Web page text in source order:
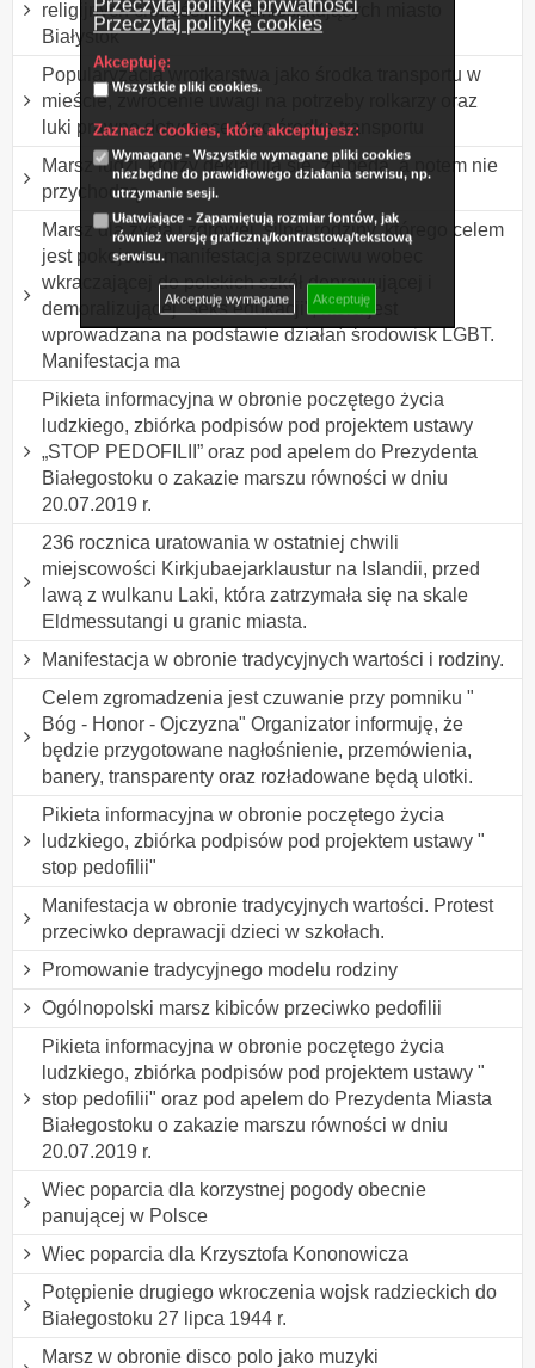
Przeczytaj politykę prywatności
Przeczytaj politykę cookies
Akceptuję:
Wszystkie pliki cookies.
Zaznacz cookies, które akceptujesz:
Wymagane - Wszystkie wymagane pliki cookies
niezbędne do prawidłowego działania serwisu, np.
utrzymanie sesji.
Ułatwiające - Zapamiętują rozmiar fontów, jak
również wersję graficzną/kontrastową/tekstową
serwisu.
Akceptuję wymagane Akceptuję
religijnych chrześcijan zamieszkujących miasto
Białystok
Popularyzacja wrotkarstwa jako środka transportu w
mieście, zwrócenie uwagi na potrzeby rolkarzy oraz
luki prawne dotyczące tego środka transportu
Marsz ludzi, którzy deklarują się, że będą, a potem nie
przychodzą.
Marsz dla życia i zdrowej, silnej rodziny, którego celem
jest pokojowa manifestacja sprzeciwu wobec
wkraczającej do polskich szkół deprawującej i
demoralizującej "seks edukacji", która jest
wprowadzana na podstawie działań środowisk LGBT.
Manifestacja ma
Pikieta informacyjna w obronie poczętego życia
ludzkiego, zbiórka podpisów pod projektem ustawy
„STOP PEDOFILII” oraz pod apelem do Prezydenta
Białegostoku o zakazie marszu równości w dniu
20.07.2019 r.
236 rocznica uratowania w ostatniej chwili
miejscowości Kirkjubaejarklaustur na Islandii, przed
lawą z wulkanu Laki, która zatrzymała się na skale
Eldmessutangi u granic miasta.
Manifestacja w obronie tradycyjnych wartości i rodziny.
Celem zgromadzenia jest czuwanie przy pomniku "
Bóg - Honor - Ojczyzna" Organizator informuję, że
będzie przygotowane nagłośnienie, przemówienia,
banery, transparenty oraz rozładowane będą ulotki.
Pikieta informacyjna w obronie poczętego życia
ludzkiego, zbiórka podpisów pod projektem ustawy "
stop pedofilii"
Manifestacja w obronie tradycyjnych wartości. Protest
przeciwko deprawacji dzieci w szkołach.
Promowanie tradycyjnego modelu rodziny
Ogólnopolski marsz kibiców przeciwko pedofilii
Pikieta informacyjna w obronie poczętego życia
ludzkiego, zbiórka podpisów pod projektem ustawy "
stop pedofilii" oraz pod apelem do Prezydenta Miasta
Białegostoku o zakazie marszu równości w dniu
20.07.2019 r.
Wiec poparcia dla korzystnej pogody obecnie
panującej w Polsce
Wiec poparcia dla Krzysztofa Kononowicza
Potępienie drugiego wkroczenia wojsk radzieckich do
Białegostoku 27 lipca 1944 r.
Marsz w obronie disco polo jako muzyki